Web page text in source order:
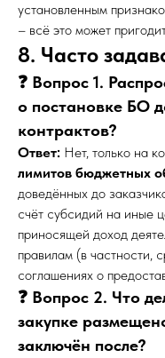
установленным
– всё это может
8. Часто
❓ Вопрос 1.
о постановке БО
контрактов?
Ответ: Нет, только на
лимитов бюджетных
доведённых до
счёт субсидий на иные
приносящей доход
правилам (в частности,
соглашениях о
❓ Вопрос 2. Что
закупке
заключён после?